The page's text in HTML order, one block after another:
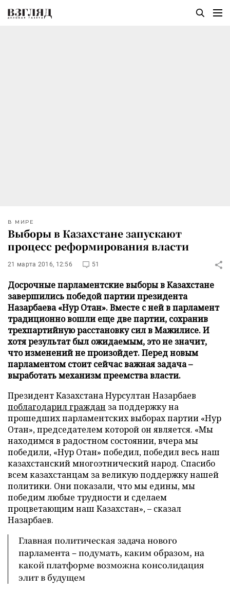
В МИРЕ
Выборы в Казахстане запускают
процесс реформирования власти
21 марта 2016, 12:56 51
Досрочные парламентские выборы в Казахстане
завершились победой партии президента
Назарбаева «Нур Отан». Вместе с ней в парламент
традиционно вошли еще две партии, сохранив
трехпартийную расстановку сил в Мажилисе. И
хотя результат был ожидаемым, это не значит,
что изменений не произойдет. Перед новым
парламентом стоит сейчас важная задача –
выработать механизм преемства власти.
Президент Казахстана Нурсултан Назарбаев
поблагодарил граждан за поддержку на
прошедших парламентских выборах партии «Нур
Отан», председателем которой он является. «Мы
находимся в радостном состоянии, вчера мы
победили, «Нур Отан» победил, победил весь наш
казахстанский многоэтнический народ. Спасибо
всем казахстанцам за великую поддержку нашей
политики. Они показали, что мы едины, мы
победим любые трудности и сделаем
процветающим наш Казахстан», – сказал
Назарбаев.
Главная политическая задача нового
парламента – подумать, каким образом, на
какой платформе возможна консолидация
элит в будущем